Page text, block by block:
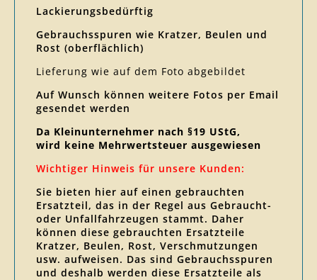
Lackierungsbedürftig
Gebrauchsspuren wie Kratzer, Beulen und
Rost (oberflächlich)
Lieferung wie auf dem Foto abgebildet
Auf Wunsch können weitere Fotos per Email
gesendet werden
Da Kleinunternehmer nach §19 UStG,
wird keine Mehrwertsteuer ausgewiesen
Wichtiger Hinweis für unsere Kunden:
Sie bieten hier auf einen gebrauchten
Ersatzteil, das in der Regel aus Gebraucht-
oder Unfallfahrzeugen stammt. Daher
können diese gebrauchten Ersatzteile
Kratzer, Beulen, Rost, Verschmutzungen
usw. aufweisen. Das sind Gebrauchsspuren
und deshalb werden diese Ersatzteile als